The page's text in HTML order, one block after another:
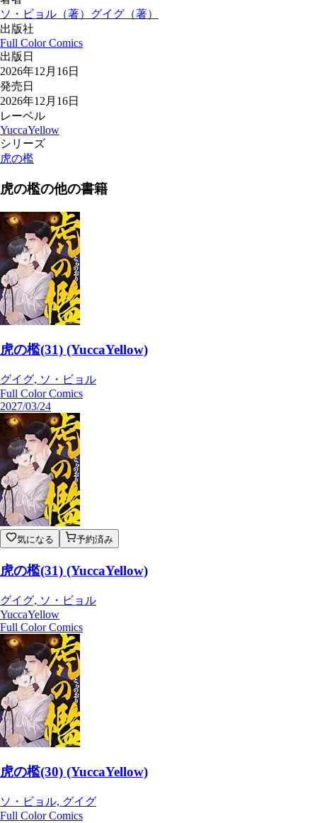
ソ・ビョル （著） グイグ （著）
出版社
Full Color Comics
出版日
2026年12月16日
発売日
2026年12月16日
レーベル
YuccaYellow
シリーズ
虎の檻
虎の檻の他の書籍
虎の檻(31) (YuccaYellow)
グイグ, ソ・ビョル
Full Color Comics
2027/03/24
気になる 予約済み
虎の檻(31) (YuccaYellow)
グイグ, ソ・ビョル
YuccaYellow
Full Color Comics
虎の檻(30) (YuccaYellow)
ソ・ビョル, グイグ
Full Color Comics